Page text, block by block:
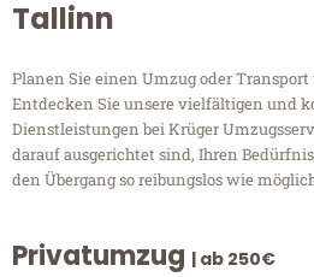
Tallinn
Planen Sie einen Umzug oder
Entdecken Sie unsere vielfältigen und
Dienstleistungen bei Krüger
darauf ausgerichtet sind, Ihren
den Übergang so reibungslos wie
Privatumzug | ab 250€